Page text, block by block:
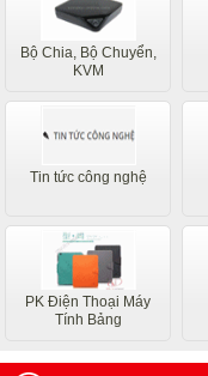
Bộ Chia, Bộ Chuyển,
KVM
Tin tức công nghệ
PK Điện Thoại Máy
Tính Bảng